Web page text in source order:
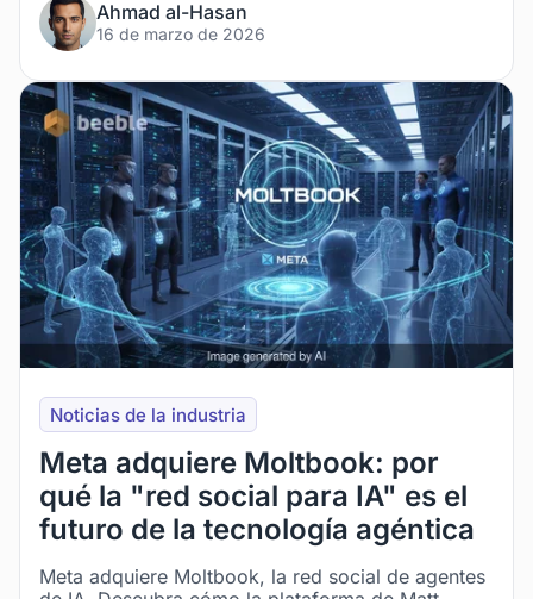
Ahmad al-Hasan
16 de marzo de 2026
Noticias de la industria
Meta adquiere Moltbook: por
qué la "red social para IA" es el
futuro de la tecnología agéntica
Meta adquiere Moltbook, la red social de agentes